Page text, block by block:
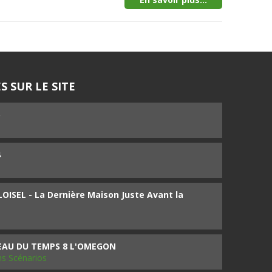
SUR LE SITE
- La Dernière Maison Juste Avant la
DU TEMPS 8 L'OMEGON
Scénarios